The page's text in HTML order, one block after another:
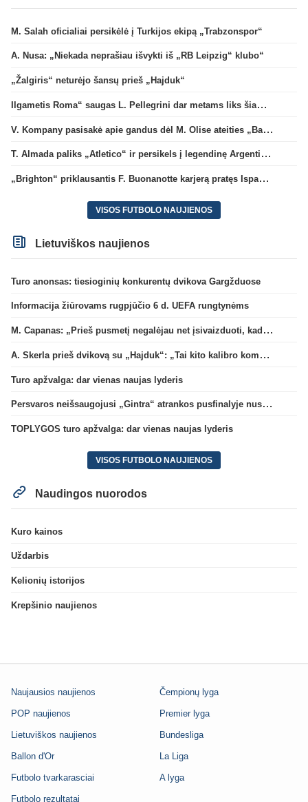
M. Salah oficialiai persikėlė į Turkijos ekipą „Trabzonspor“
A. Nusa: „Niekada neprašiau išvykti iš „RB Leipzig“ klubo“
„Žalgiris“ neturėjo šansų prieš „Hajduk“
Ilgametis Roma“ saugas L. Pellegrini dar metams liks šiame klube
V. Kompany pasisakė apie gandus dėl M. Olise ateities „Bayern“ gretose
T. Almada paliks „Atletico“ ir persikels į legendinę Argentinos ekipą
„Brighton“ priklausantis F. Buonanotte karjerą pratęs Ispanijoje
VISOS FUTBOLO NAUJIENOS
Lietuviškos naujienos
Turo anonsas: tiesioginių konkurentų dvikova Gargžduose
Informacija žiūrovams rugpjūčio 6 d. UEFA rungtynėms
M. Capanas: „Prieš pusmetį negalėjau net įsivaizduoti, kad žaisime prieš „Hajduk“
A. Skerla prieš dvikovą su „Hajduk“: „Tai kito kalibro komanda“
Turo apžvalga: dar vienas naujas lyderis
Persvaros neišsaugojusi „Gintra“ atrankos pusfinalyje nusileido Škotijos čempionėms
TOPLYGOS turo apžvalga: dar vienas naujas lyderis
VISOS FUTBOLO NAUJIENOS
Naudingos nuorodos
Kuro kainos
Uždarbis
Kelionių istorijos
Krepšinio naujienos
Naujausios naujienos
POP naujienos
Lietuviškos naujienos
Ballon d'Or
Futbolo tvarkarasciai
Futbolo rezultatai
Čempionų lyga
Premier lyga
Bundesliga
La Liga
A lyga